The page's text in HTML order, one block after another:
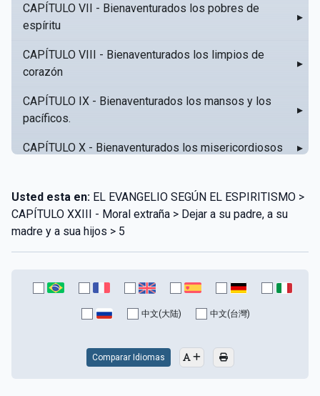
CAPÍTULO VII - Bienaventurados los pobres de
espíritu
▸
CAPÍTULO VIII - Bienaventurados los limpios de
corazón
▸
CAPÍTULO IX - Bienaventurados los mansos y los
pacíficos.
▸
CAPÍTULO X - Bienaventurados los misericordiosos ▸
CAPÍTULO XII - Amad a vuestros enemigos
CAPÍTULO XIII - No sepa tu izquierda lo que hace tu
derecha
CAPÍTULO XIV - Honra a tu padre y a tu madre
CAPÍTULO XV - Sin caridad no hay salvación
Usted esta en: EL EVANGELIO SEGÚN EL ESPIRITISMO >
CAPÍTULO XXIII - Moral extraña > Dejar a su padre, a su
madre y a sua hijos > 5
中文(大陆) 中文(台灣)
Comparar Idiomas